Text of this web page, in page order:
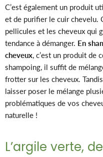
C’est également un produit
et de purifier le cuir chevelu.
pellicules et les cheveux qui
tendance à démanger. En
cheveux, c’est un produit de
shampoing, il suffit de
frotter sur les cheveux.
laisser poser le mélange
problématiques de vos
naturelle !
L’argile verte,